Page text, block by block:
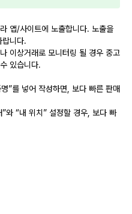
앱/사이트에 노출합니다. 노출을
니다.
이상거래로 모니터링 될 경우 중고
있습니다.
”를 넣어 작성하면, 보다 빠른 판매
와 “내 위치” 설정할 경우, 보다 빠